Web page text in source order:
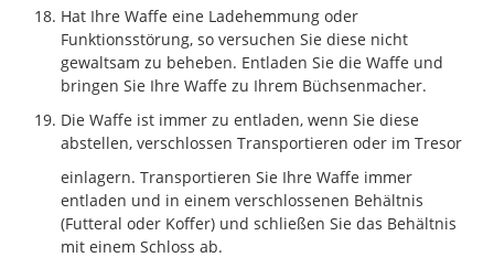
Hat Ihre Waffe eine Ladehemmung oder
Funktionsstörung, so versuchen Sie diese nicht
gewaltsam zu beheben. Entladen Sie die Waffe und
bringen Sie Ihre Waffe zu Ihrem Büchsenmacher.
Die Waffe ist immer zu entladen, wenn Sie diese
abstellen, verschlossen Transportieren oder im Tresor
einlagern. Transportieren Sie Ihre Waffe immer
entladen und in einem verschlossenen Behältnis
(Futteral oder Koffer) und schließen Sie das Behältnis
mit einem Schloss ab.